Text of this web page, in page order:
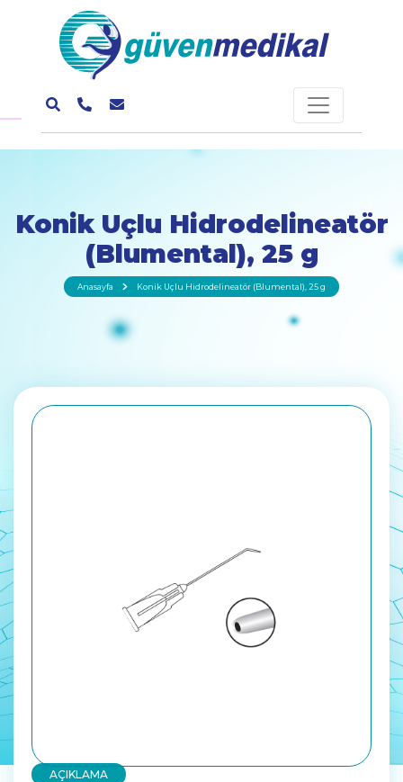
Konik Uçlu Hidrodelineatör
(Blumental), 25 g
Anasayfa Konik Uçlu Hidrodelineatör (Blumental), 25 g
AÇIKLAMA